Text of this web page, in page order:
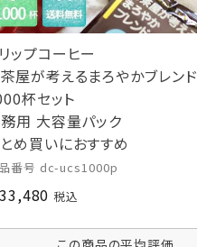
ップコーヒー
屋が考えるまろやかブレンド
杯セット
用 大容量パック
め買いにおすすめ
番号 dc-ucs1000p
33,480 税込